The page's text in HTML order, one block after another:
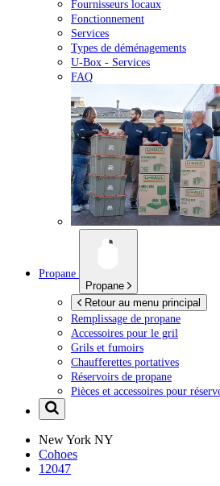
Fournisseurs locaux
Fonctionnement
Services
Types de déménagements
U-Box - Services
FAQ
Propane
Propane
Retour au menu principal
Remplissage de propane
Accessoires pour le gril
Grils et fumoirs
Chaufferettes portatives
Réservoirs de propane
Pièces et accessoires pour
New York NY
Cohoes
12047